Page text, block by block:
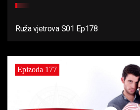
Ruža vjetrova S01 Ep178
Epizoda 177